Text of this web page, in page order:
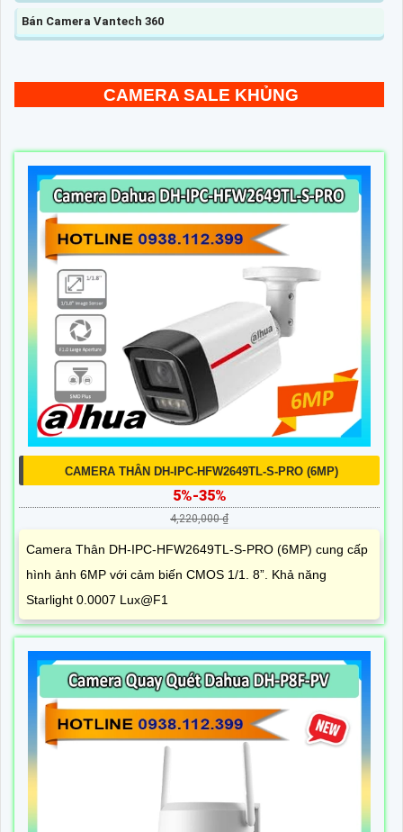
Bán Camera Vantech 360
CAMERA SALE KHỦNG
CAMERA THÂN DH-IPC-HFW2649TL-S-PRO (6MP)
5%-35%
4,220,000 ₫
Camera Thân DH-IPC-HFW2649TL-S-PRO (6MP) cung cấp
hình ảnh 6MP với cảm biến CMOS 1/1. 8”. Khả năng
Starlight 0.0007 Lux@F1